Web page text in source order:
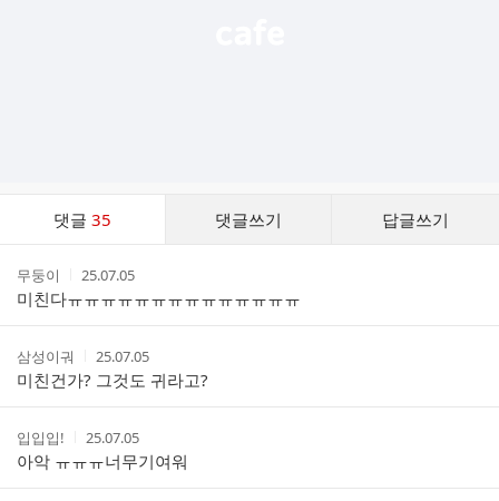
댓글35 댓글쓰기 답글쓰기
스
작
성
자
무둥이
작
시
간
25.07.05
미친다ㅠㅠㅠㅠㅠㅠㅠㅠㅠㅠㅠㅠㅠㅠ
작
성
자
삼성이궈
작
성
시
간
25.07.05
미친건가? 그것도 귀라고?
작
성
자
입입입!
작
시
간
25.07.05
아악 ㅠㅠㅠ너무기여워